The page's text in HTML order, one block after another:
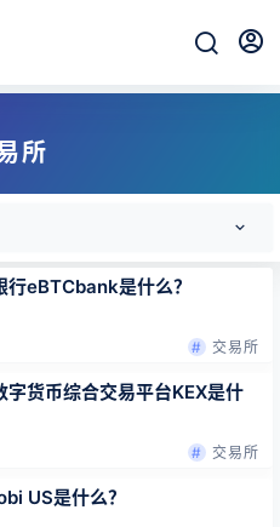
所
行eBTCbank是什么？
交易所
字货币综合交易平台KEX是什
交易所
US是什么？